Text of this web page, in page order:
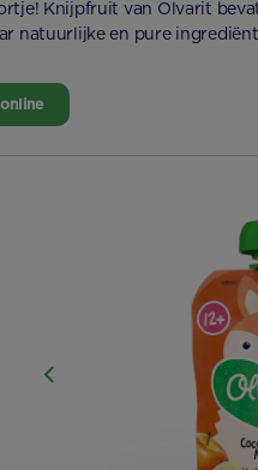
Knijpfruit van Olvarit
natuurlijke en pure